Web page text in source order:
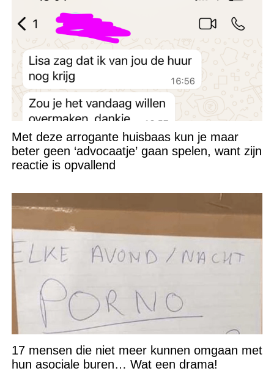
Met deze arrogante huisbaas kun je maar
beter geen ‘advocaatje’ gaan spelen, want zijn
reactie is opvallend
17 mensen die niet meer kunnen omgaan met
hun asociale buren… Wat een drama!